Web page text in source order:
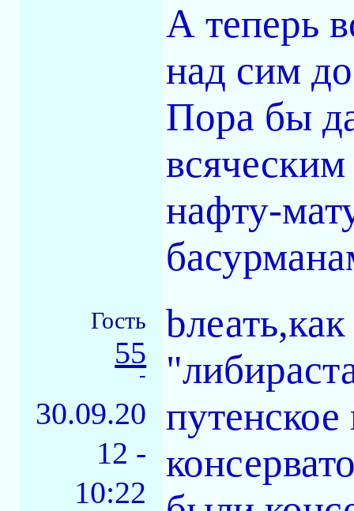
А теперь
над сим
Пора бы
нафту-
Гость
55
-
30.09.20
12 -
10:22